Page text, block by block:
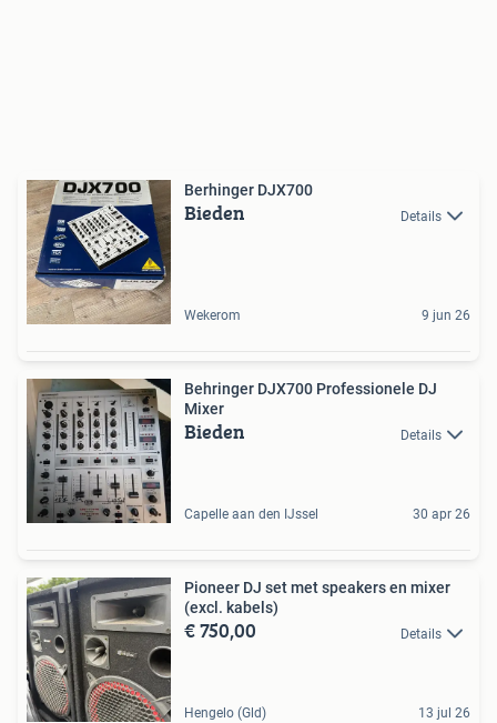
Berhinger DJX700
Bieden Details
Wekerom 9 jun 26
Behringer DJX700 Professionele DJ
Mixer
Bieden Details
Capelle aan den IJssel 30 apr 26
Pioneer DJ set met speakers en mixer
(excl. kabels)
€ 750,00 Details
Hengelo (Gld) 13 jul 26